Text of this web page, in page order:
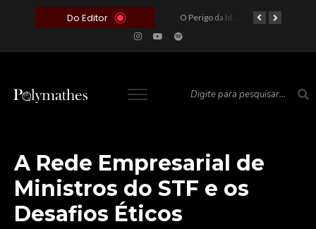
Do Editor O Perigo da Ideologia Desenfreada na Justiça: Quando a Pauta Política Substitui a Pena Criminal
A Rede Empresarial de
Ministros do STF e os
Desafios Éticos